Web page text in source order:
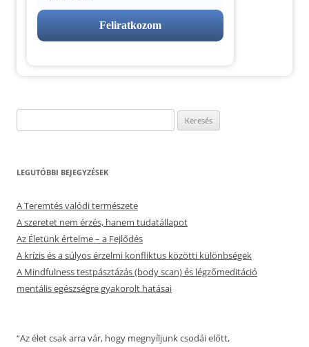
LEGUTÓBBI BEJEGYZÉSEK
A Teremtés valódi természete
A szeretet nem érzés, hanem tudatállapot
Az Életünk értelme – a Fejlődés
A krízis és a súlyos érzelmi konfliktus közötti különbségek
A Mindfulness testpásztázás (body scan) és légzőmeditáció
mentális egészségre gyakorolt hatásai
“Az élet csak arra vár, hogy megnyíljunk csodái előtt,